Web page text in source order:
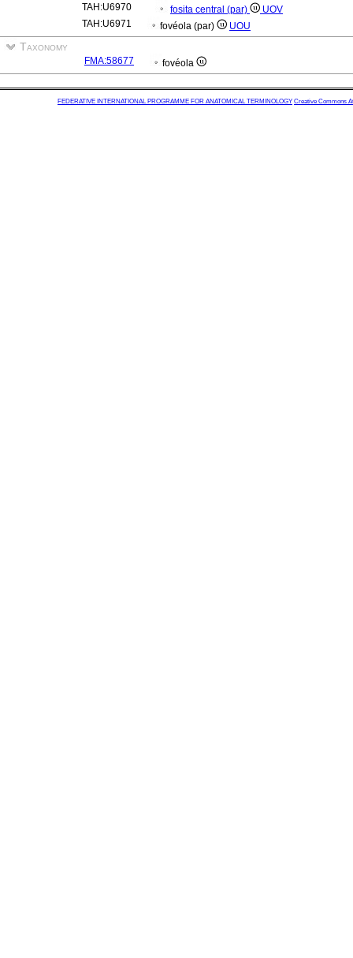
TAH:U6970
fosita central (par)
UOV
TAH:U6971
fovéola (par) UOU
Taxonomy
FMA:58677 fovéola
FEDERATIVE INTERNATIONAL PROGRAMME FOR ANATOMICAL TERMINOLOGY Creative Commons